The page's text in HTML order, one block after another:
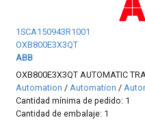
1SCA150943R1001
OXB800E3X3QT
ABB
OXB800E3X3QT AUTOMATIC
Automation /Automation /
Cantidad mínima de pedido: 1
Cantidad de embalaje: 1